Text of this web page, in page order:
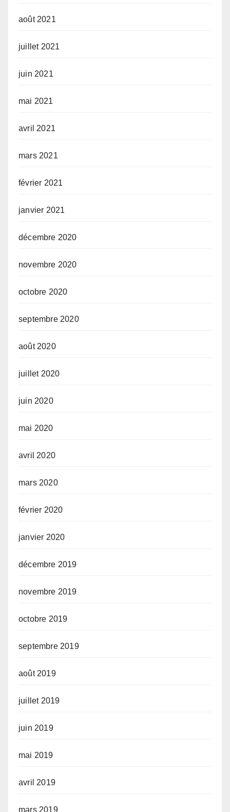
août 2021
juillet 2021
juin 2021
mai 2021
avril 2021
mars 2021
février 2021
janvier 2021
décembre 2020
novembre 2020
octobre 2020
septembre 2020
août 2020
juillet 2020
juin 2020
mai 2020
avril 2020
mars 2020
février 2020
janvier 2020
décembre 2019
novembre 2019
octobre 2019
septembre 2019
août 2019
juillet 2019
juin 2019
mai 2019
avril 2019
mars 2019